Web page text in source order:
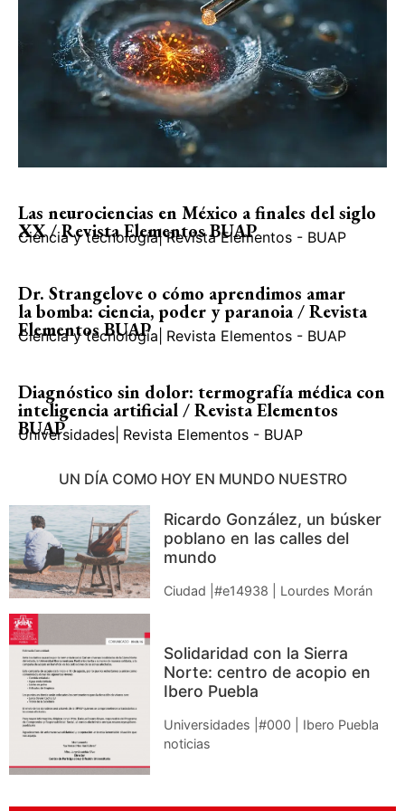
Las neurociencias en México a finales del siglo
XX / Revista Elementos BUAP
Ciencia y tecnología| Revista Elementos - BUAP
Dr. Strangelove o cómo aprendimos amar
la bomba: ciencia, poder y paranoia / Revista
Elementos BUAP
Ciencia y tecnología Revista Elementos - BUAP
Diagnóstico sin dolor: termografía médica con
inteligencia artificial / Revista Elementos
BUAP
Universidades Revista Elementos - BUAP
UN DÍA COMO HOY EN MUNDO NUESTRO
Ricardo González, un búsker
poblano en las calles del
mundo
Ciudad |#e14938 | Lourdes Morán
Solidaridad con la Sierra
Norte: centro de acopio en
Ibero Puebla
Universidades |#000 | Ibero Puebla
noticias